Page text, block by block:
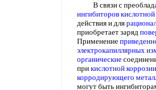
В связи с
ингибиторов
действия и для
приобретает заряд
Применение
электрокапиллярных
органические
прикислотной коррозии
корродирующего
могут быть